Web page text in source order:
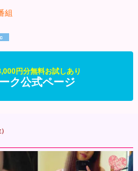
組
円分無料お試しあり
ク公式ページ